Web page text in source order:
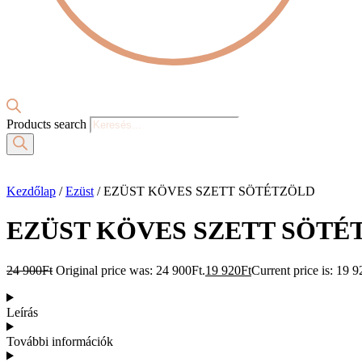
Products search
Kezdőlap /Ezüst / EZÜST KÖVES SZETT SÖTÉTZÖLD
EZÜST KÖVES SZETT
24 900Ft Original price was: 24 900Ft.19 920FtCurrent price is: 19
Leírás
További információk